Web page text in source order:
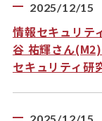
2025/12/15
情報セキュリテ
谷 祐輝さん
セキュリティ研